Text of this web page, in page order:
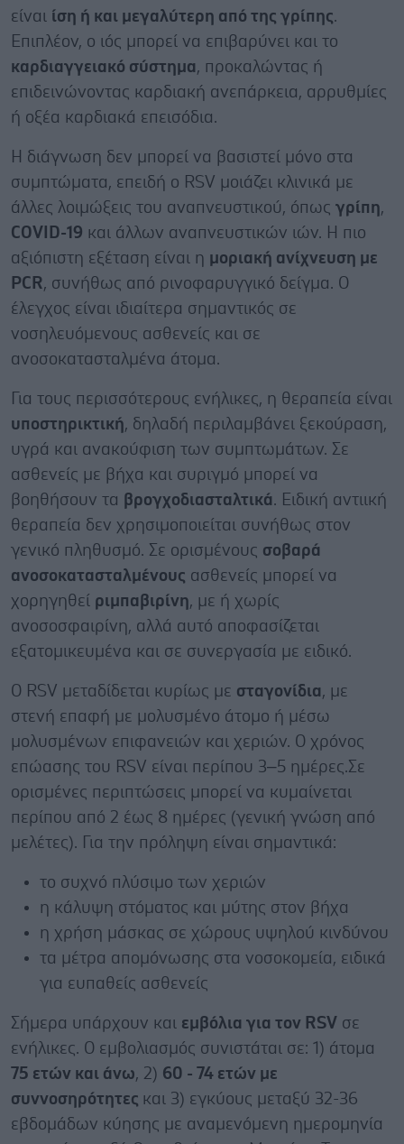
είναι ίση ή και μεγαλύτερη από της γρίπης.
Επιπλέον, ο ιός μπορεί να επιβαρύνει και το
καρδιαγγειακό σύστημα, προκαλώντας ή
επιδεινώνοντας καρδιακή ανεπάρκεια, αρρυθμίες
ή οξέα καρδιακά επεισόδια.
Η διάγνωση δεν μπορεί να βασιστεί μόνο στα
συμπτώματα, επειδή ο RSV μοιάζει κλινικά με
άλλες λοιμώξεις του αναπνευστικού, όπως γρίπη,
COVID-19 και άλλων αναπνευστικών ιών. Η πιο
αξιόπιστη εξέταση είναι η μοριακή ανίχνευση με
PCR, συνήθως από ρινοφαρυγγικό δείγμα. Ο
έλεγχος είναι ιδιαίτερα σημαντικός σε
νοσηλευόμενους ασθενείς και σε
ανοσοκατασταλμένα άτομα.
Για τους περισσότερους ενήλικες, η θεραπεία είναι
υποστηρικτική, δηλαδή περιλαμβάνει ξεκούραση,
υγρά και ανακούφιση των συμπτωμάτων. Σε
ασθενείς με βήχα και συριγμό μπορεί να
βοηθήσουν τα βρογχοδιασταλτικά. Ειδική αντιική
θεραπεία δεν χρησιμοποιείται συνήθως στον
γενικό πληθυσμό. Σε ορισμένους σοβαρά
ανοσοκατασταλμένους ασθενείς μπορεί να
χορηγηθεί ριμπαβιρίνη, με ή χωρίς
ανοσοσφαιρίνη, αλλά αυτό αποφασίζεται
εξατομικευμένα και σε συνεργασία με ειδικό.
Ο RSV μεταδίδεται κυρίως με σταγονίδια, με
στενή επαφή με μολυσμένο άτομο ή μέσω
μολυσμένων επιφανειών και χεριών. Ο χρόνος
επώασης του RSV είναι περίπου 3–5 ημέρες.Σε
ορισμένες περιπτώσεις μπορεί να κυμαίνεται
περίπου από 2 έως 8 ημέρες (γενική γνώση από
μελέτες). Για την πρόληψη είναι σημαντικά:
το συχνό πλύσιμο των χεριών
η κάλυψη στόματος και μύτης στον βήχα
η χρήση μάσκας σε χώρους υψηλού κινδύνου
τα μέτρα απομόνωσης στα νοσοκομεία, ειδικά
για ευπαθείς ασθενείς
Σήμερα υπάρχουν και εμβόλια για τον RSV σε
ενήλικες. Ο εμβολιασμός συνιστάται σε: 1) άτομα
75 ετών και άνω, 2) 60 - 74 ετών με
συννοσηρότητες και 3) εγκύους μεταξύ 32-36
εβδομάδων κύησης με αναμενόμενη ημερομηνία